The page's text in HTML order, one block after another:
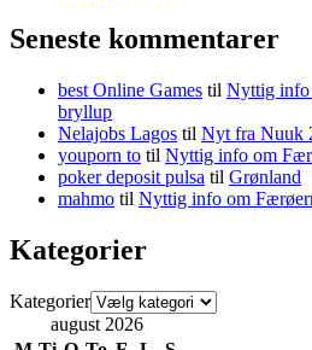
Seneste kommentarer
best Online Games til Nyttig info
bryllup
Nelajobs Lagos til Nyt fra Nuuk
youporn to til Nyttig info om
poker deposit pulsa til Grønland
mahmo til Nyttig info om
Kategorier
Kategorier
august 2026